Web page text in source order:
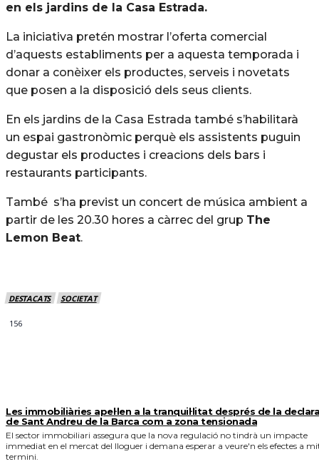
en els jardins de la Casa Estrada.
La iniciativa pretén mostrar l’oferta comercial
d’aquests establiments per a aquesta temporada i
donar a conèixer els productes, serveis i novetats
que posen a la disposició dels seus clients.
En els jardins de la Casa Estrada també s’habilitarà
un espai gastronòmic perquè els assistents puguin
degustar els productes i creacions dels bars i
restaurants participants.
També s’ha previst un concert de música ambient a
partir de les 20.30 hores a càrrec del grup The
Lemon Beat.
DESTACATS SOCIETAT
156
Les immobiliàries apel·len a la tranquil·litat després de la
de Sant Andreu de la Barca com a zona tensionada
El sector immobiliari assegura que la nova regulació no tindrà un impacte
immediat en el mercat del lloguer i demana esperar a veure'n els efectes a
termini.